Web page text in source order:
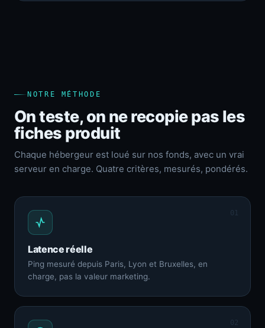
NOTRE MÉTHODE
On teste, on ne recopie pas les
fiches produit
Chaque hébergeur est loué sur nos fonds, avec un vrai
serveur en charge. Quatre critères, mesurés, pondérés.
01
Latence réelle
Ping mesuré depuis Paris, Lyon et Bruxelles, en
charge, pas la valeur marketing.
02